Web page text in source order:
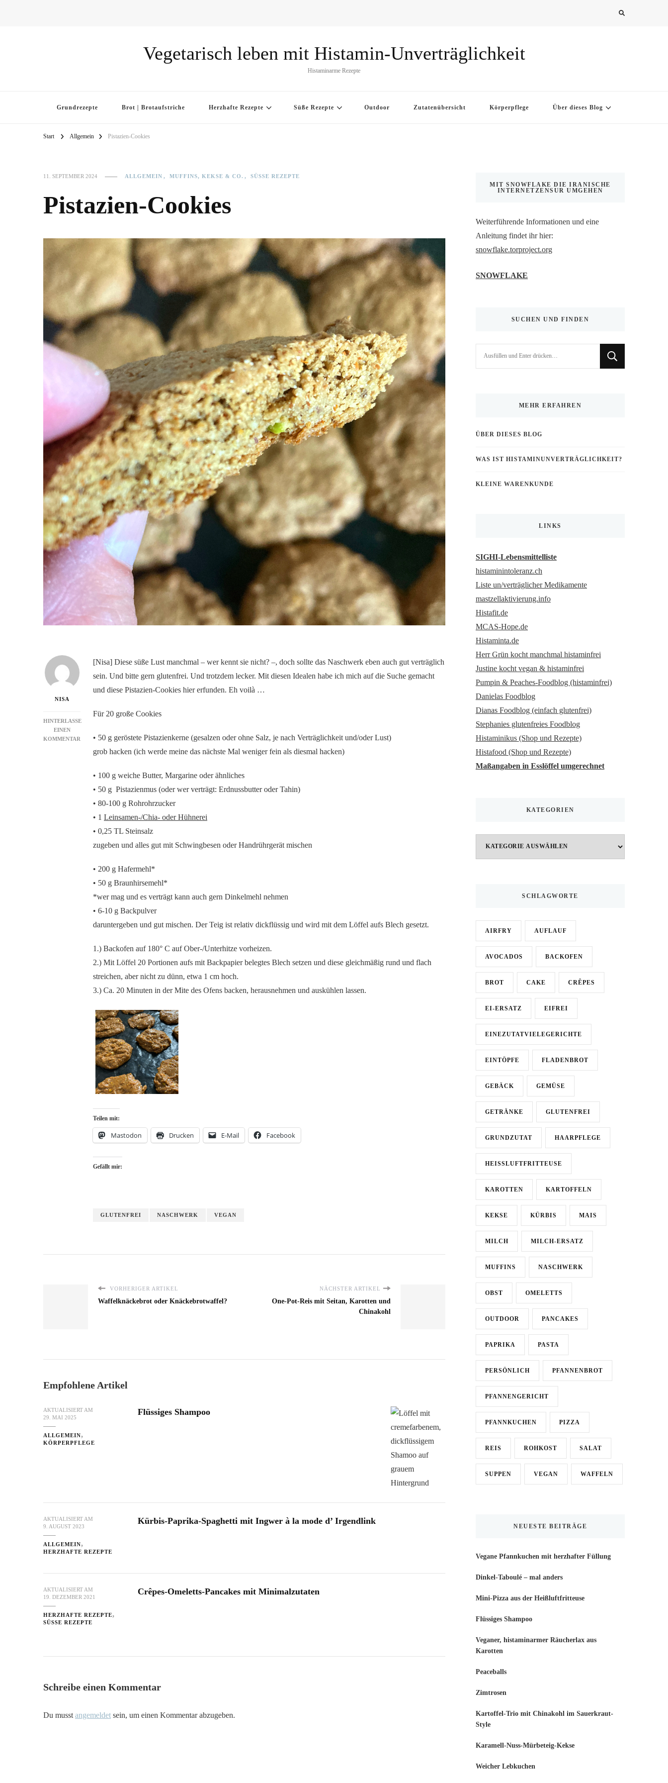
Vegetarisch leben mit Histamin-Unverträglichkeit
Histaminarme Rezepte
Grundrezepte Brot | Brotaufstriche Herzhafte Rezepte Süße Rezepte Outdoor Zutatenübersicht Körperpflege Über dieses Blog
Start Allgemein Pistazien-Cookies
11. SEPTEMBER 2024 ALLGEMEIN MUFFINS, KEKSE & CO. SÜSSE REZEPTE
Pistazien-Cookies
NISA
HINTERLASSE
EINEN
KOMMENTAR
COOKIES
[Nisa] Diese süße Lust manchmal – wer kennt sie nicht? –, doch sollte das Naschwerk eben auch gut verträglich
sein. Und bitte gern glutenfrei. Und trotzdem lecker. Mit diesen Idealen habe ich mich auf die Suche gemacht
und diese Pistazien-Cookies hier erfunden. Eh voilà …
Für 20 große Cookies
• 50 g geröstete Pistazienkerne (gesalzen oder ohne Salz, je nach Verträglichkeit und/oder Lust)
grob hacken (ich werde meine das nächste Mal weniger fein als diesmal hacken)
• 100 g weiche Butter, Margarine oder ähnliches
• 50 g Pistazienmus (oder wer verträgt: Erdnussbutter oder Tahin)
• 80-100 g Rohrohrzucker
• 1 Leinsamen-/Chia- oder Hühnerei
• 0,25 TL Steinsalz
zugeben und alles gut mit Schwingbesen oder Handrührgerät mischen
• 200 g Hafermehl*
• 50 g Braunhirsemehl*
*wer mag und es verträgt kann auch gern Dinkelmehl nehmen
• 6-10 g Backpulver
daruntergeben und gut mischen. Der Teig ist relativ dickflüssig und wird mit dem Löffel aufs Blech gesetzt.
1.) Backofen auf 180° C auf Ober-/Unterhitze vorheizen.
2.) Mit Löffel 20 Portionen aufs mit Backpapier belegtes Blech setzen und diese gleichmäßig rund und flach
streichen, aber nicht zu dünn, etwa 1 cm hoch.
3.) Ca. 20 Minuten in der Mite des Ofens backen, herausnehmen und auskühlen lassen.
Teilen mit:
Mastodon Drucken E-Mail Facebook
Gefällt mir:
GLUTENFREI NASCHWERK VEGAN
VORHERIGER ARTIKEL
Waffelknäckebrot oder Knäckebrotwaffel?
NÄCHSTER ARTIKEL
One-Pot-Reis mit Seitan, Karotten und
Chinakohl
Empfohlene Artikel
AKTUALISIERT AM
29. MAI 2025
ALLGEMEIN
KÖRPERPFLEGE
Flüssiges Shampoo
AKTUALISIERT AM
9. AUGUST 2023
ALLGEMEIN
HERZHAFTE REZEPTE
Kürbis-Paprika-Spaghetti mit Ingwer à la mode d’ Irgendlink
AKTUALISIERT AM
19. DEZEMBER 2021
HERZHAFTE REZEPTE
SÜSSE REZEPTE
Crêpes-Omeletts-Pancakes mit Minimalzutaten
Schreibe einen Kommentar
Du musst angemeldet sein, um einen Kommentar abzugeben.
MIT SNOWFLAKE DIE IRANISCHE
INTERNETZENSUR UMGEHEN
Weiterführende Informationen und eine
Anleitung findet ihr hier:
snowflake.torproject.org
SNOWFLAKE
SUCHEN UND FINDEN
MEHR ERFAHREN
ÜBER DIESES BLOG
WAS IST HISTAMINUNVERTRÄGLICHKEIT?
KLEINE WARENKUNDE
LINKS
SIGHI-Lebensmittelliste
histaminintoleranz.ch
Liste un/verträglicher Medikamente
mastzellaktivierung.info
Histafit.de
MCAS-Hope.de
Histaminta.de
Herr Grün kocht manchmal histaminfrei
Justine kocht vegan & histaminfrei
Pumpin & Peaches-Foodblog (histaminfrei)
Danielas Foodblog
Dianas Foodblog (einfach glutenfrei)
Stephanies glutenfreies Foodblog
Histaminikus (Shop und Rezepte)
Histafood (Shop und Rezepte)
Maßangaben in Esslöffel umgerechnet
KATEGORIEN
SCHLAGWORTE
AIRFRY AUFLAUF
AVOCADOS BACKOFEN
BROT CAKE CRÊPES
EI-ERSATZ EIFREI
EINEZUTATVIELEGERICHTE
EINTÖPFE FLADENBROT
GEBÄCK GEMÜSE
GETRÄNKE GLUTENFREI
GRUNDZUTAT HAARPFLEGE
HEISSLUFTFRITTEUSE
KAROTTEN KARTOFFELN
KEKSE KÜRBIS MAIS
MILCH MILCH-ERSATZ
MUFFINS NASCHWERK
OBST OMELETTS
OUTDOOR PANCAKES
PAPRIKA PASTA
PERSÖNLICH PFANNENBROT
PFANNENGERICHT
PFANNKUCHEN PIZZA
REIS ROHKOST SALAT
SUPPEN VEGAN WAFFELN
NEUESTE BEITRÄGE
Vegane Pfannkuchen mit herzhafter Füllung
Dinkel-Taboulé – mal anders
Mini-Pizza aus der Heißluftfritteuse
Flüssiges Shampoo
Veganer, histaminarmer Räucherlax aus
Karotten
Peaceballs
Zimtrosen
Kartoffel-Trio mit Chinakohl im Sauerkraut-
Style
Karamell-Nuss-Mürbeteig-Kekse
Weicher Lebkuchen